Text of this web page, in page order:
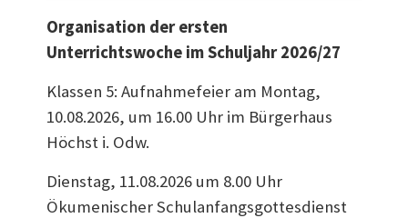
Organisation der ersten
Unterrichtswoche im Schuljahr 2026/27
Klassen 5: Aufnahmefeier am Montag,
10.08.2026, um 16.00 Uhr im Bürgerhaus
Höchst i. Odw.
Dienstag, 11.08.2026 um 8.00 Uhr
Ökumenischer Schulanfangsgottesdienst